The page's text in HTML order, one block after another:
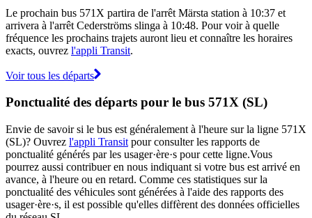
Le prochain bus 571X partira de l'arrêt Märsta station à 10:37 et
arrivera à l'arrêt Cederströms slinga à 10:48. Pour voir à quelle
fréquence les prochains trajets auront lieu et connaître les horaires
exacts, ouvrez l'appli Transit.
Voir tous les départs
Ponctualité des départs pour le bus 571X (SL)
Envie de savoir si le bus est généralement à l'heure sur la ligne 571X
(SL)? Ouvrez l'appli Transit pour consulter les rapports de
ponctualité générés par les usager·ère·s pour cette ligne.Vous
pourrez aussi contribuer en nous indiquant si votre bus est arrivé en
avance, à l'heure ou en retard. Comme ces statistiques sur la
ponctualité des véhicules sont générées à l'aide des rapports des
usager·ère·s, il est possible qu'elles diffèrent des données officielles